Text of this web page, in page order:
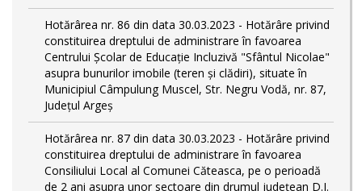
Hotărârea nr. 86 din data 30.03.2023 - Hotărâre privind
constituirea dreptului de administrare în favoarea
Centrului Școlar de Educație Incluzivă "Sfântul Nicolae"
asupra bunurilor imobile (teren și clădiri), situate în
Municipiul Câmpulung Muscel, Str. Negru Vodă, nr. 87,
Județul Argeș
Hotărârea nr. 87 din data 30.03.2023 - Hotărâre privind
constituirea dreptului de administrare în favoarea
Consiliului Local al Comunei Căteasca, pe o perioadă
de 2 ani asupra unor sectoare din drumul județean D.J.